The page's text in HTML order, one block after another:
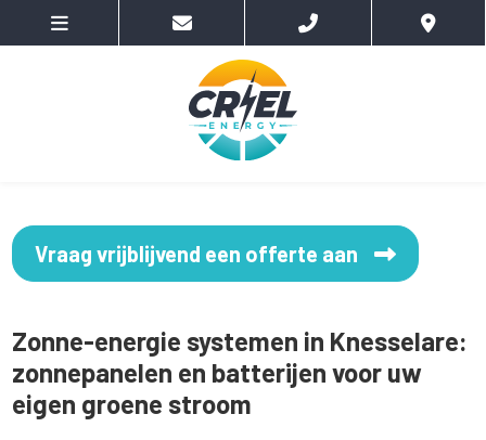
Vraag vrijblijvend een offerte aan
Zonne-energie systemen in Knesselare:
zonnepanelen en batterijen voor uw
eigen groene stroom